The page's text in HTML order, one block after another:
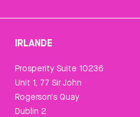
IRLANDE
Prosperity Suite 10236
Unit 1, 77 Sir John
Rogerson's Quay
Dublin 2